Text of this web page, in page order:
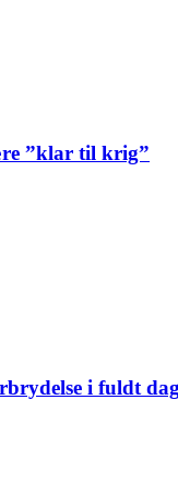
”klar til krig”
i fuldt